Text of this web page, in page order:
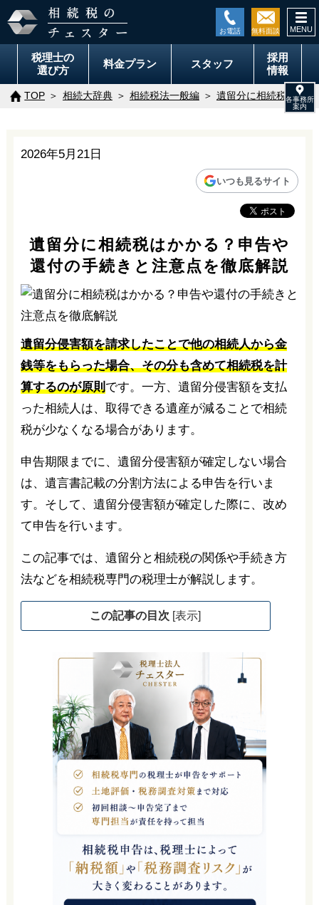
税理士の
選び方
料金プラン スタッフ
採用
情報
TOP 相続大辞典 相続税法一般編 遺留分に相続税はか
2026年5月21日
いつも見るサイト
遺留分に相続税はかかる？申告や
還付の手続きと注意点を徹底解説
遺留分侵害額を請求したことで他の相続人から金
銭等をもらった場合、その分も含めて相続税を計
算するのが原則です。一方、遺留分侵害額を支払
った相続人は、取得できる遺産が減ることで相続
税が少なくなる場合があります。
申告期限までに、遺留分侵害額が確定しない場合
は、遺言書記載の分割方法による申告を行いま
す。そして、遺留分侵害額が確定した際に、改め
て申告を行います。
この記事では、遺留分と相続税の関係や手続き方
法などを相続税専門の税理士が解説します。
この記事の目次 [表示]